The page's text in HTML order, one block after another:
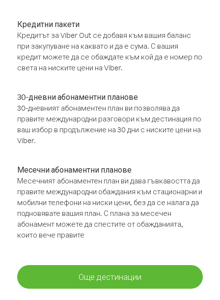
Кредитни пакети
Кредитът за Viber Out се добавя към вашия баланс
при закупуване на каквато и да е сума. С вашия
кредит можете да се обаждате към кой да е номер по
света на ниските цени на Viber.
30-дневни абонаментни планове
30-дневният абонаментен план ви позволява да
правите международни разговори към дестинация по
ваш избор в продължение на 30 дни с ниските цени на
Viber.
Месечни абонаментни планове
Месечният абонаментен план ви дава гъвкавостта да
правите международни обаждания към стационарни и
мобилни телефони на ниски цени, без да се налага да
подновявате вашия план. С плана за месечен
абонамент можете да спестите от обажданията,
които вече правите
Още дестинации